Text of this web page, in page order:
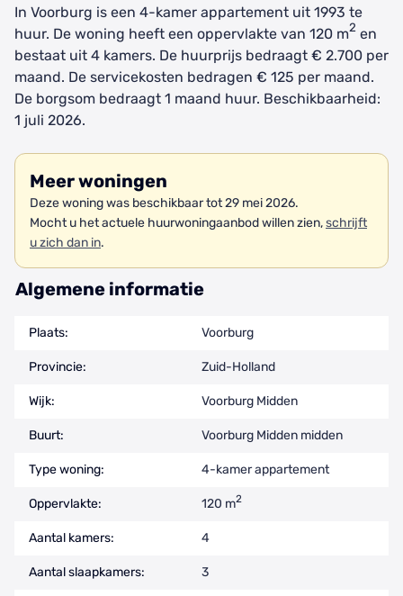
In Voorburg is een 4-kamer appartement uit 1993 te
huur. De woning heeft een oppervlakte van 120 m2 en
bestaat uit 4 kamers. De huurprijs bedraagt € 2.700 per
maand. De servicekosten bedragen € 125 per maand.
De borgsom bedraagt 1 maand huur. Beschikbaarheid:
1 juli 2026.
Meer woningen
Deze woning was beschikbaar tot 29 mei 2026.
Mocht u het actuele huurwoningaanbod willen zien,schrijft
u zich dan in.
Algemene informatie
Plaats: Voorburg
Provincie: Zuid-Holland
Wijk: Voorburg Midden
Buurt: Voorburg Midden midden
Type woning: 4-kamer appartement
Oppervlakte: 120 m2
Aantal kamers: 4
Aantal slaapkamers: 3